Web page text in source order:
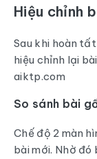
Hiệu chỉnh
Sau khi hoàn
hiệu chỉnh lại
aiktp.com
So sánh bài
Chế độ 2 màn
bài mới. Nhờ đó